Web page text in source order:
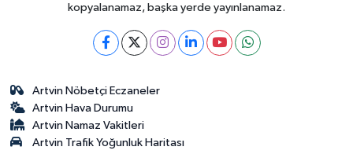
kopyalanamaz, başka yerde yayınlanamaz.
Artvin Nöbetçi Eczaneler
Artvin Hava Durumu
Artvin Namaz Vakitleri
Artvin Trafik Yoğunluk Haritası